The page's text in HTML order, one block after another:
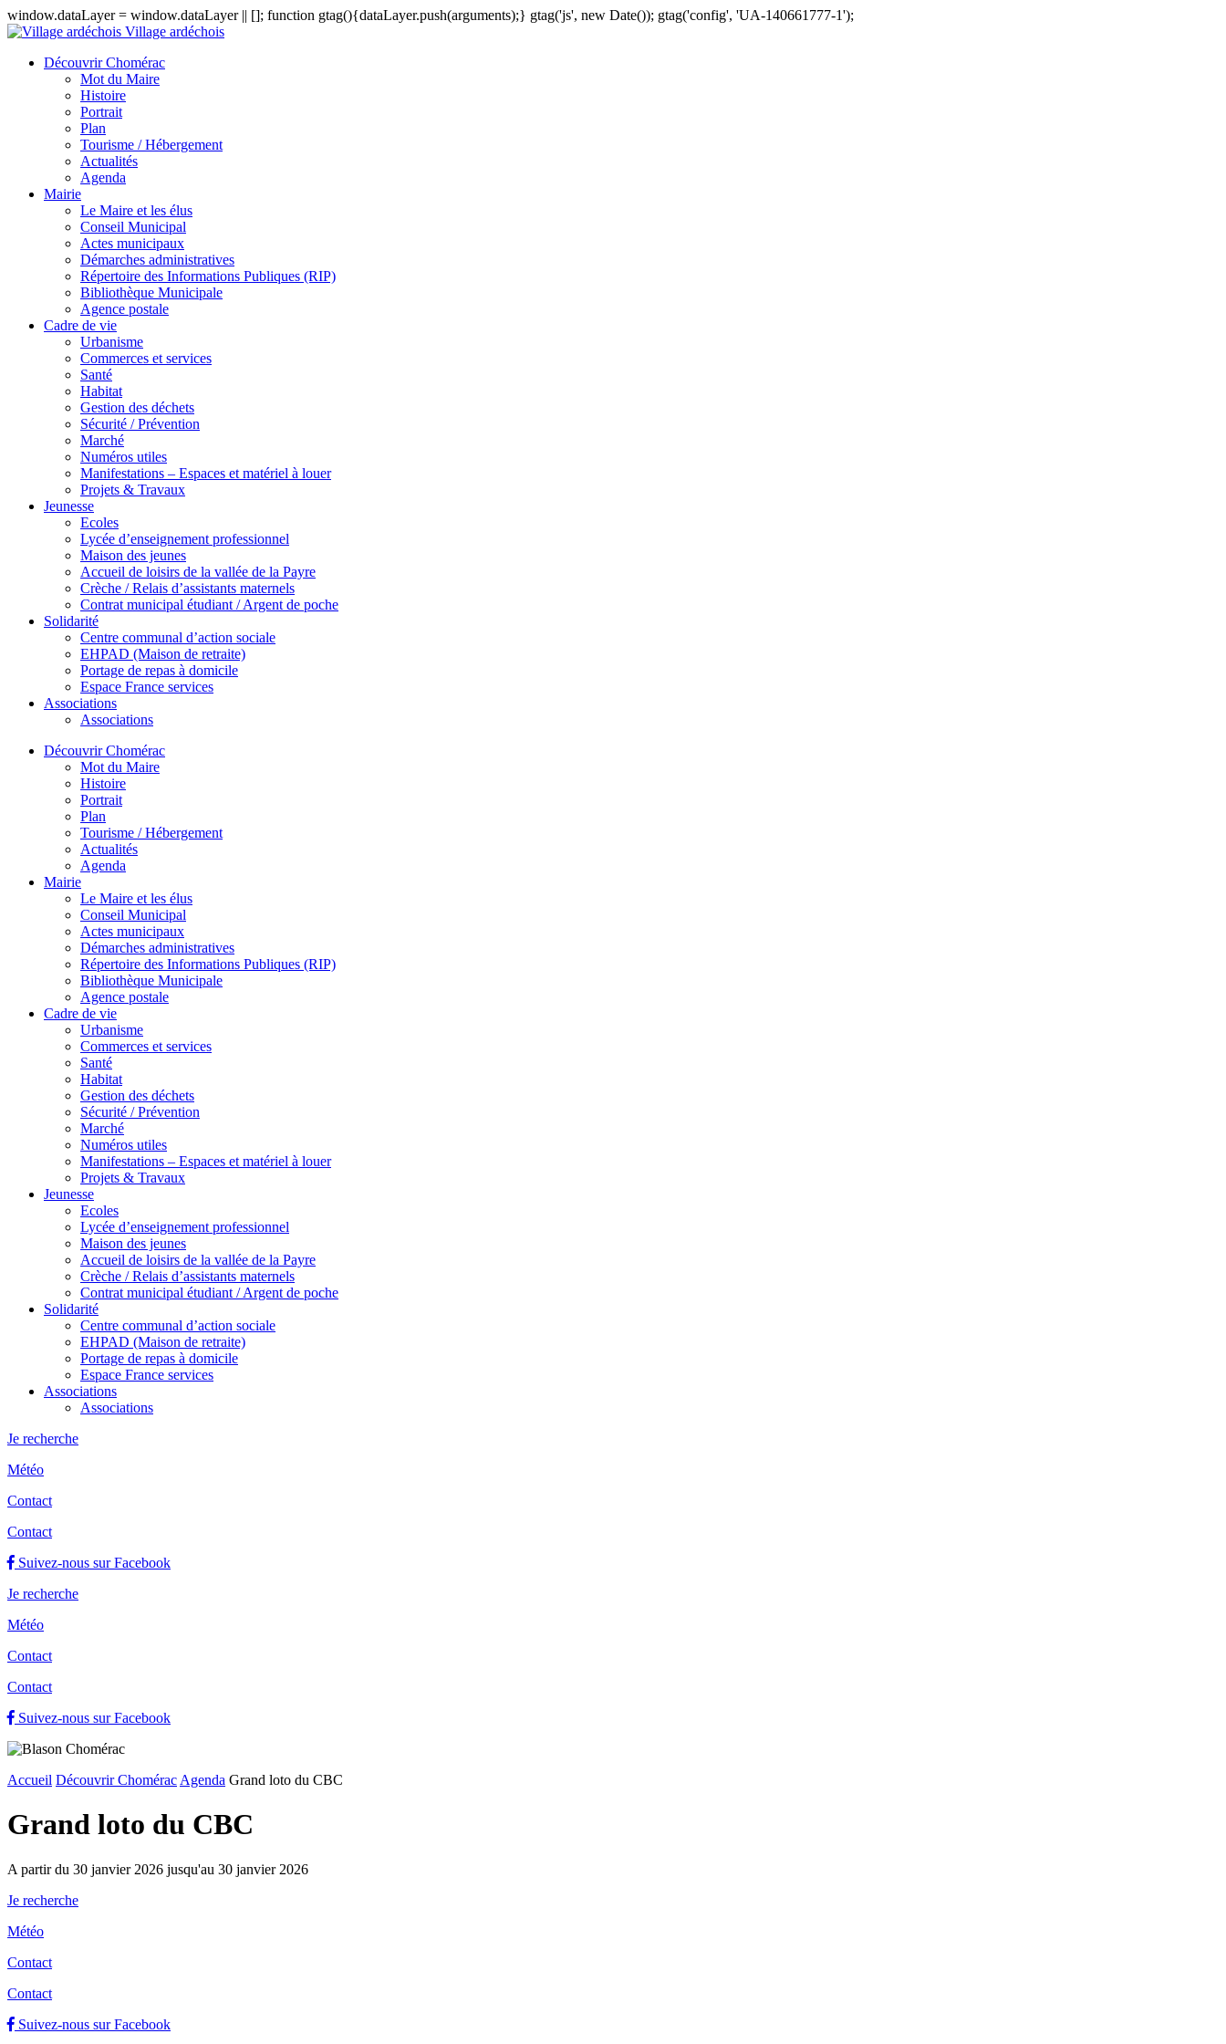
window.dataLayer = window.dataLayer || []; function gtag(){dataLayer.push(arguments);} gtag('js', new Date()); gtag('config', 'UA-140661777-1');
Village ardéchois
Découvrir Chomérac
Mot du Maire
Histoire
Portrait
Plan
Tourisme / Hébergement
Actualités
Agenda
Mairie
Le Maire et les élus
Conseil Municipal
Actes municipaux
Démarches administratives
Répertoire des Informations Publiques (RIP)
Bibliothèque Municipale
Agence postale
Cadre de vie
Urbanisme
Commerces et services
Santé
Habitat
Gestion des déchets
Sécurité / Prévention
Marché
Numéros utiles
Manifestations – Espaces et matériel à louer
Projets & Travaux
Jeunesse
Ecoles
Lycée d’enseignement professionnel
Maison des jeunes
Accueil de loisirs de la vallée de la Payre
Crèche / Relais d’assistants maternels
Contrat municipal étudiant / Argent de poche
Solidarité
Centre communal d’action sociale
EHPAD (Maison de retraite)
Portage de repas à domicile
Espace France services
Associations
Associations
Découvrir Chomérac
Mot du Maire
Histoire
Portrait
Plan
Tourisme / Hébergement
Actualités
Agenda
Mairie
Le Maire et les élus
Conseil Municipal
Actes municipaux
Démarches administratives
Répertoire des Informations Publiques (RIP)
Bibliothèque Municipale
Agence postale
Cadre de vie
Urbanisme
Commerces et services
Santé
Habitat
Gestion des déchets
Sécurité / Prévention
Marché
Numéros utiles
Manifestations – Espaces et matériel à louer
Projets & Travaux
Jeunesse
Ecoles
Lycée d’enseignement professionnel
Maison des jeunes
Accueil de loisirs de la vallée de la Payre
Crèche / Relais d’assistants maternels
Contrat municipal étudiant / Argent de poche
Solidarité
Centre communal d’action sociale
EHPAD (Maison de retraite)
Portage de repas à domicile
Espace France services
Associations
Associations
Je recherche
Météo
Contact
Contact
Suivez-nous sur Facebook
Je recherche
Météo
Contact
Contact
Suivez-nous sur Facebook
Accueil Découvrir Chomérac Agenda Grand loto du CBC
Grand loto du CBC
A partir du 30 janvier 2026 jusqu'au 30 janvier 2026
Je recherche
Météo
Contact
Contact
Suivez-nous sur Facebook